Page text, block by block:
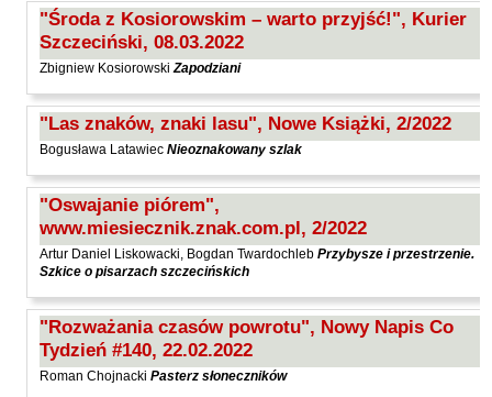
"Środa z Kosiorowskim – warto przyjść!", Kurier
Szczeciński, 08.03.2022
Zbigniew KosiorowskiZapodziani
"Las znaków, znaki lasu", Nowe Książki, 2/2022
Bogusława Latawiec Nieoznakowany szlak
"Oswajanie piórem",
www.miesiecznik.znak.com.pl, 2/2022
Artur Daniel Liskowacki, Bogdan Twardochleb Przybysze i przestrzenie.
Szkice o pisarzach szczecińskich
"Rozważania czasów powrotu", Nowy Napis Co
Tydzień #140, 22.02.2022
Roman Chojnacki Pasterz słoneczników